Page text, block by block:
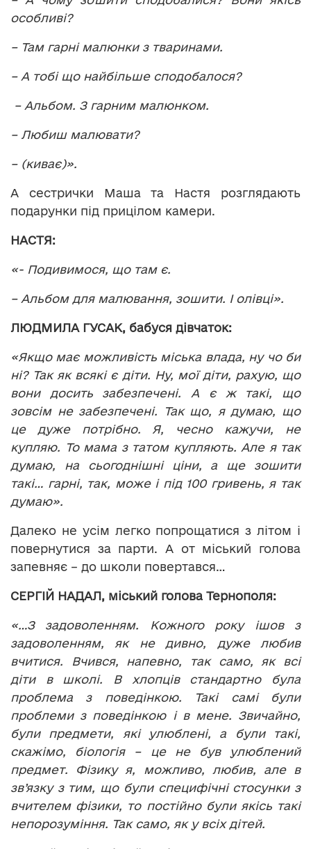
особливі?
– Там гарні малюнки з тваринами.
– А тобі що найбільше сподобалося?
– Альбом. З гарним малюнком.
– Любиш малювати?
– (киває)».
А сестрички Маша та Настя розглядають
подарунки під прицілом камери.
НАСТЯ:
«- Подивимося, що там є.
– Альбом для малювання, зошити. І олівці».
ЛЮДМИЛА ГУСАК, бабуся дівчаток:
«Якщо має можливість міська влада, ну чо би
ні? Так як всякі є діти. Ну, мої діти, рахую, що
вони досить забезпечені. А є ж такі, що
зовсім не забезпечені. Так що, я думаю, що
це дуже потрібно. Я, чесно кажучи, не
купляю. То мама з татом купляють. Але я так
думаю, на сьогоднішні ціни, а ще зошити
такі… гарні, так, може і під 100 гривень, я так
думаю».
Далеко не усім легко попрощатися з літом і
повернутися за парти. А от міський голова
запевняє – до школи повертався…
СЕРГІЙ НАДАЛ, міський голова Тернополя:
«…З задоволенням. Кожного року ішов з
задоволенням, як не дивно, дуже любив
вчитися. Вчився, напевно, так само, як всі
діти в школі. В хлопців стандартно була
проблема з поведінкою. Такі самі були
проблеми з поведінкою і в мене. Звичайно,
були предмети, які улюблені, а були такі,
скажімо, біологія – це не був улюблений
предмет. Фізику я, можливо, любив, але в
зв’язку з тим, що були специфічні стосунки з
вчителем фізики, то постійно були якісь такі
непорозуміння. Так само, як у всіх дітей.